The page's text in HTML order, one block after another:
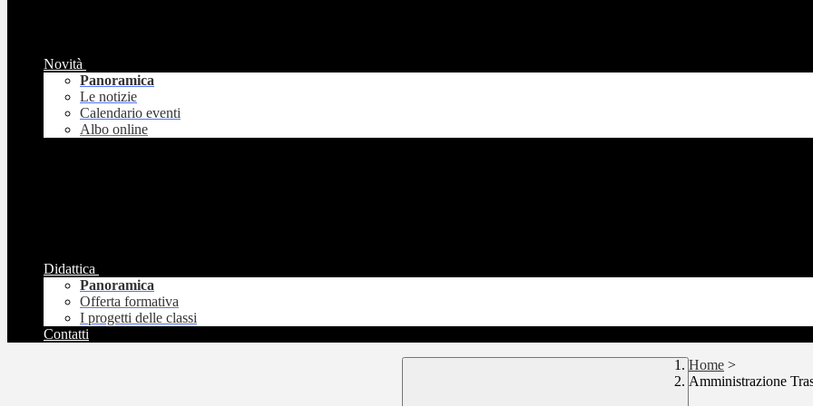
Novità
Panoramica
Le notizie
Calendario eventi
Albo online
Didattica
Panoramica
Offerta formativa
I progetti delle classi
Contatti
Home >
Amministrazione